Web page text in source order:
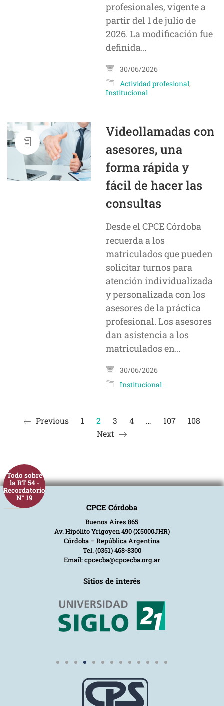
Todo sobre
la RT 54 -
Recordatorio
N° 19
profesionales, vigente a
partir del 1 de julio de
2026. La modificación fue
definida…
30/06/2026
Actividad profesional,
Institucional
Videollamadas con
asesores, una
forma rápida y
fácil de hacer las
consultas
Desde el CPCE Córdoba
recuerda a los
matriculados que pueden
solicitar turnos para
atención individualizada
y personalizada con los
asesores de la práctica
profesional. Los asesores
dan asistencia a los
matriculados en…
30/06/2026
Institucional
Previous 1 2 3 4 … 107
108
Next
CPCE Córdoba
Buenos Aires 865
Av. Hipólito Yrigoyen 490 (X5000JHR)
Córdoba – República Argentina
Tel. (0351) 468-8300
Email: cpcecba@cpcecba.org.ar
Sitios de interés